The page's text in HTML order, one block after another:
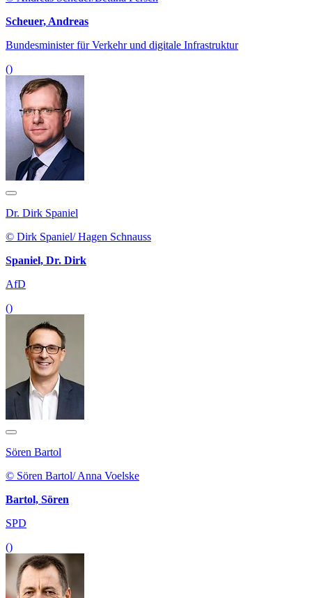
Scheuer, Andreas
Bundesminister für Verkehr und digitale Infrastruktur
()
Dr. Dirk Spaniel
© Dirk Spaniel/ Hagen Schnauss
Spaniel, Dr. Dirk
AfD
()
Sören Bartol
© Sören Bartol/ Anna Voelske
Bartol, Sören
SPD
()